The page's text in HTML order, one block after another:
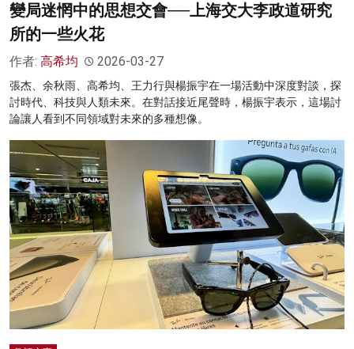
變局迷惘中的思想交會──上海交大李政道研究
所的一些火花
作者: 高希均 2026-03-27
張杰、余秋雨、高希均、王力行與楊振宇在一場活動中深度對談，探
討時代、科技與人類未來。在對話接近尾聲時，楊振宇表示，這場討
論讓人看到不同領域對未來的多種想像。